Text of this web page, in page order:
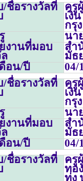
/ชื่อรางวัลที่ ครู
เงิ
กรุ
นา
งานที่มอบ
สำ
มัธ
อน/ปี
04/
/ชื่อรางวัลที่ ครู
เงิ
กรุ
นา
งานที่มอบ
สำ
มัธ
อน/ปี
04/
/ชื่อรางวัลที่ ครู
ทอ
ทุ่ง